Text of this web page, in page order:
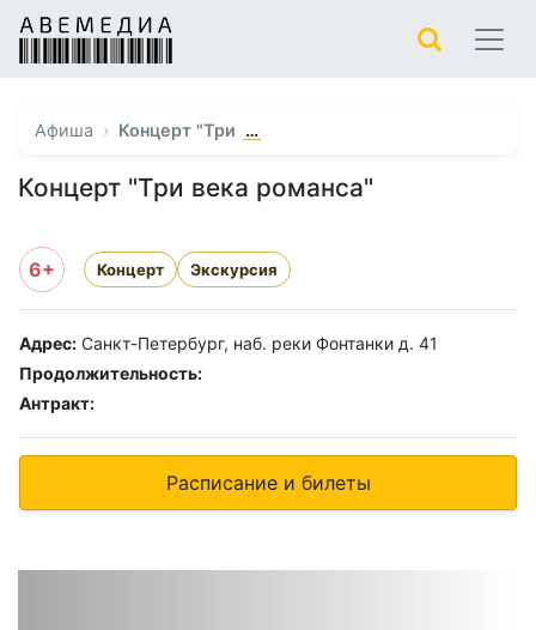
Афиша Концерт "Три …
Концерт "Три века романса"
6+ Концерт Экскурсия
Адрес: Санкт-Петербург, наб. реки Фонтанки д. 41
Продолжительность:
Антракт:
Расписание и билеты